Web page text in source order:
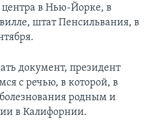
центра в Нью-Йорке, в
штат Пенсильвания, в
документ, президент
с речью, в которой, в
родным и
в Калифорнии.